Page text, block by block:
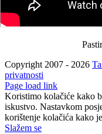
Copyright 2007 - 2026
privatnosti
Page load link
Koristimo kolačiće kako
iskustvo. Nastavkom
korištenje kolačića kako
Slažem se